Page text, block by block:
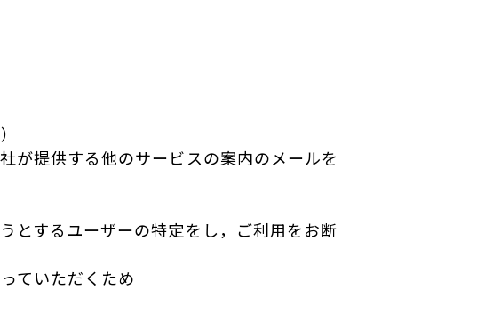
が提供する他のサービスの案内のメールを
とするユーザーの特定をし，ご利用をお断
ていただくため